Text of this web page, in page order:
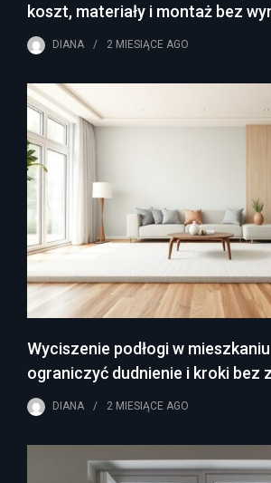
koszt, materiały i montaż bez
DIANA 2 MIESIĄCE AGO
Wyciszenie podłogi w
ograniczyć dudnienie i kroki bez
DIANA 2 MIESIĄCE AGO